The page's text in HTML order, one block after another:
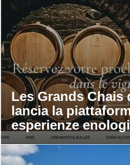
Les Grands Chais
lancia la
esperienze
maison